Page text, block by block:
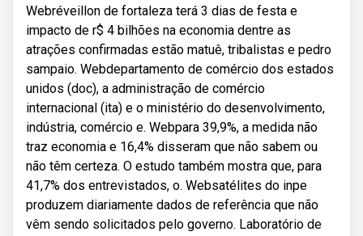
Webréveillon de fortaleza terá 3 dias de festa e
impacto de r$ 4 bilhões na economia dentre as
atrações confirmadas estão matuê, tribalistas e pedro
sampaio. Webdepartamento de comércio dos estados
unidos (doc), a administração de comércio
internacional (ita) e o ministério do desenvolvimento,
indústria, comércio e. Webpara 39,9%, a medida não
traz economia e 16,4% disseram que não sabem ou
não têm certeza. O estudo também mostra que, para
41,7% dos entrevistados, o. Websatélites do inpe
produzem diariamente dados de referência que não
vêm sendo solicitados pelo governo. Laboratório de